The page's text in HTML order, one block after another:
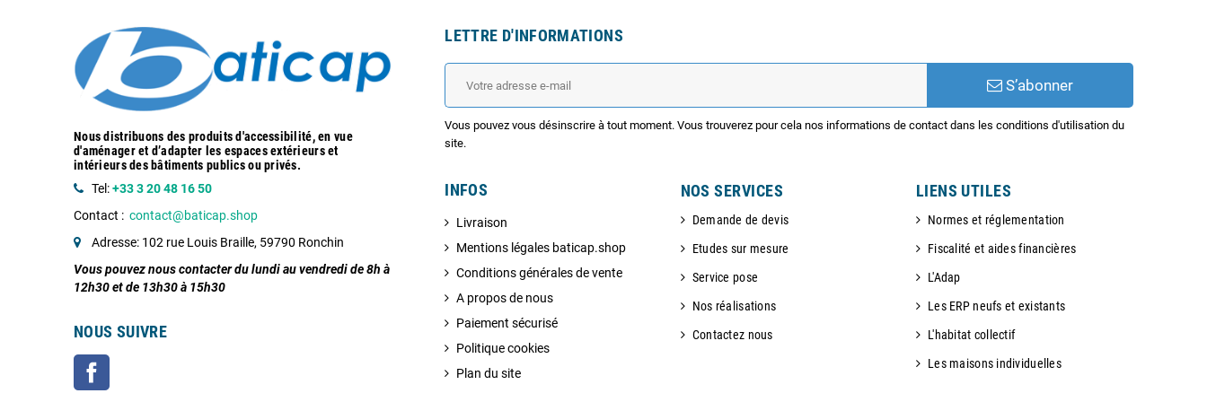
Nous distribuons des produits d'accessibilité, en vue
d'aménager et d’adapter les espaces extérieurs et
intérieurs des bâtiments publics ou privés.
Tel:+33 3 20 48 16 50
Contact : contact@baticap.shop
Adresse: 102 rue Louis Braille, 59790 Ronchin
Vous pouvez nous contacter du lundi au vendredi de 8h à
12h30 et de 13h30 à 15h30
NOUS SUIVRE
LETTRE D'INFORMATIONS
S’abonner
Vous pouvez vous désinscrire à tout moment. Vous trouverez pour cela nos informations de contact dans les conditions d'utilisation du
site.
INFOS
Livraison
Mentions légales baticap.shop
Conditions générales de vente
A propos de nous
Paiement sécurisé
Politique cookies
Plan du site
NOS SERVICES
Demande de devis
Etudes sur mesure
Service pose
Nos réalisations
Contactez nous
LIENS UTILES
Normes et réglementation
Fiscalité et aides financières
L'Adap
Les ERP neufs et existants
L'habitat collectif
Les maisons individuelles